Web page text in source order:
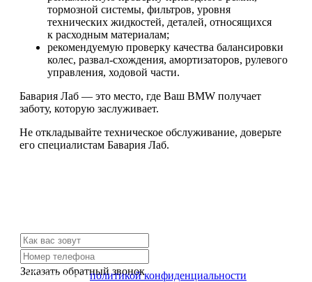
тормозной системы, фильтров, уровня
технических жидкостей, деталей, относящихся
к расходным материалам;
рекомендуемую проверку качества балансировки
колес, развал-схождения, амортизаторов, рулевого
управления, ходовой части.
Бавария Лаб — это место, где Ваш BMW получает
заботу, которую заслуживает.
Не откладывайте техническое обслуживание, доверьте
его специалистам Бавария Лаб.
Заказать обратный звонок
Я согласен сполитикой конфиденциальности